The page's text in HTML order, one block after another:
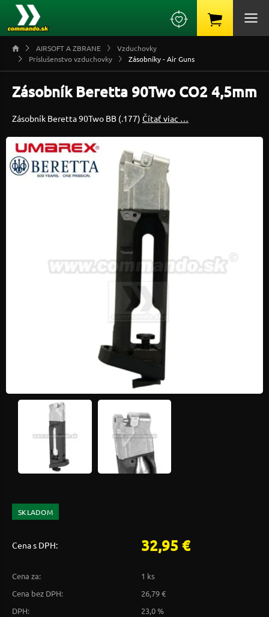
AIRSOFT A ZBRANE
Vzduchovky
Príslušenstvo vzduchovky
Zásobníky - Air Guns
Zásobník Beretta 90Two CO2 4,5mm
Zásobník Beretta 90Two BB (.177) Čítať viac …
SKLADOM
Cena s DPH: 32,95 €
Cena za:
1 ks
Cena bez DPH:
26,79 €
DPH:
23,0 %